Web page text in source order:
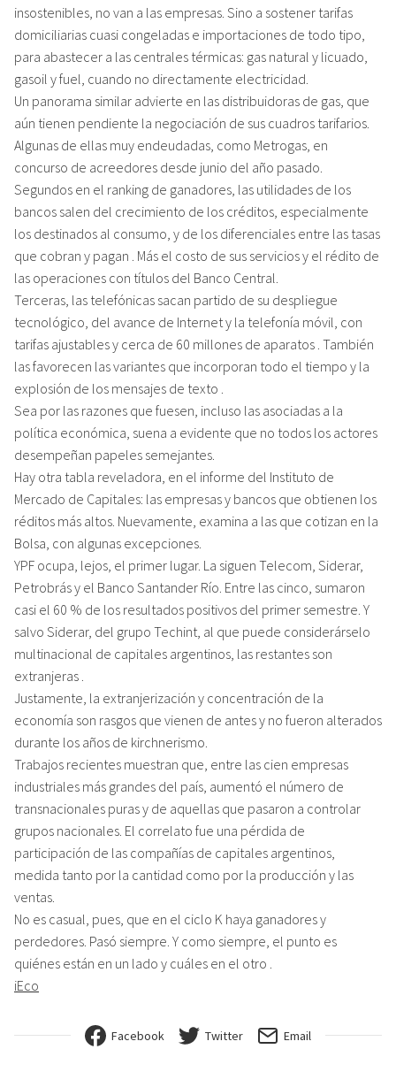
insostenibles, no van a las empresas. Sino a sostener tarifas
domiciliarias cuasi congeladas e importaciones de todo tipo,
para abastecer a las centrales térmicas: gas natural y licuado,
gasoil y fuel, cuando no directamente electricidad.
Un panorama similar advierte en las distribuidoras de gas, que
aún tienen pendiente la negociación de sus cuadros tarifarios.
Algunas de ellas muy endeudadas, como Metrogas, en
concurso de acreedores desde junio del año pasado.
Segundos en el ranking de ganadores, las utilidades de los
bancos salen del crecimiento de los créditos, especialmente
los destinados al consumo, y de los diferenciales entre las tasas
que cobran y pagan . Más el costo de sus servicios y el rédito de
las operaciones con títulos del Banco Central.
Terceras, las telefónicas sacan partido de su despliegue
tecnológico, del avance de Internet y la telefonía móvil, con
tarifas ajustables y cerca de 60 millones de aparatos . También
las favorecen las variantes que incorporan todo el tiempo y la
explosión de los mensajes de texto .
Sea por las razones que fuesen, incluso las asociadas a la
política económica, suena a evidente que no todos los actores
desempeñan papeles semejantes.
Hay otra tabla reveladora, en el informe del Instituto de
Mercado de Capitales: las empresas y bancos que obtienen los
réditos más altos. Nuevamente, examina a las que cotizan en la
Bolsa, con algunas excepciones.
YPF ocupa, lejos, el primer lugar. La siguen Telecom, Siderar,
Petrobrás y el Banco Santander Río. Entre las cinco, sumaron
casi el 60 % de los resultados positivos del primer semestre. Y
salvo Siderar, del grupo Techint, al que puede considerárselo
multinacional de capitales argentinos, las restantes son
extranjeras .
Justamente, la extranjerización y concentración de la
economía son rasgos que vienen de antes y no fueron alterados
durante los años de kirchnerismo.
Trabajos recientes muestran que, entre las cien empresas
industriales más grandes del país, aumentó el número de
transnacionales puras y de aquellas que pasaron a controlar
grupos nacionales. El correlato fue una pérdida de
participación de las compañías de capitales argentinos,
medida tanto por la cantidad como por la producción y las
ventas.
No es casual, pues, que en el ciclo K haya ganadores y
perdedores. Pasó siempre. Y como siempre, el punto es
quiénes están en un lado y cuáles en el otro .
iEco
Facebook Twitter Email